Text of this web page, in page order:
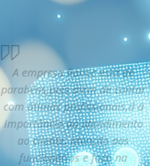
A empresa Railoc está de
parabéns,pois além de contar
com ótimos profissionais,d á
importância ao atendimento
ao cliente, atenção aos
funcionários e foco na